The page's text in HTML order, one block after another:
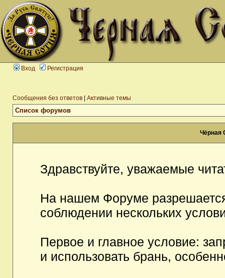
Вход Регистрация
Сообщения без ответов Активные темы
Список форумов
Чёрная
Здравствуйте, уважаемые
На нашем Форуме
соблюдении нескольких
Первое и главное условие:
и использовать брань,